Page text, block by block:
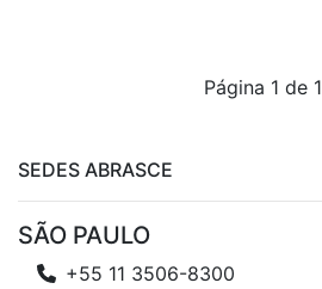
Página 1 de 1
SEDES ABRASCE
SÃO PAULO
+55 11 3506-8300